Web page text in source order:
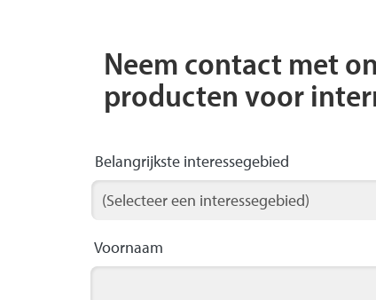
Neem contact met
producten voor
Belangrijkste interessegebied
Voornaam